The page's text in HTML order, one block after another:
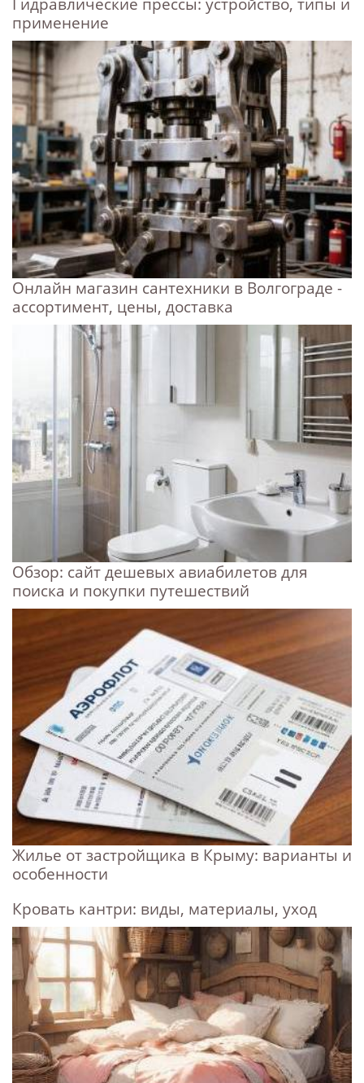
применение
Онлайн магазин сантехники в Волгограде -
ассортимент, цены, доставка
Обзор: сайт дешевых авиабилетов для
поиска и покупки путешествий
Жилье от застройщика в Крыму: варианты и
особенности
Кровать кантри: виды, материалы, уход